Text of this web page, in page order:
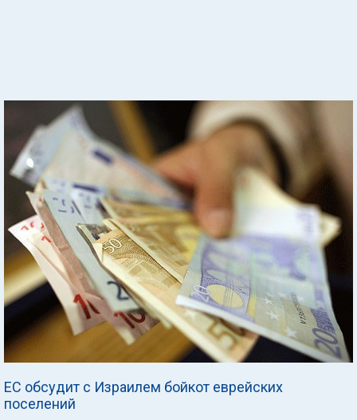
ЕС обсудит с Израилем бойкот еврейских
поселений